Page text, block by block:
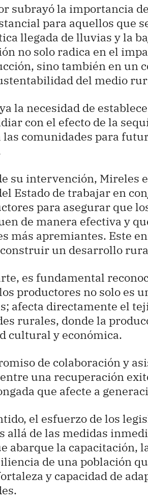
subrayó la importancia
para aquellos que
llegada de lluvias y la
no solo radica en el
sino también en un
del medio
la necesidad de
con el efecto de la
las comunidades para
su intervención, Mireles
Estado de trabajar en
para asegurar que
de manera efectiva y
más apremiantes. Este
un desarrollo
es fundamental
productores no solo es
afecta directamente el
rurales, donde la
cultural y económica.
de colaboración y
una recuperación
que afecte a
el esfuerzo de los
allá de las medidas
abarque la capacitación,
de una población
y capacidad de